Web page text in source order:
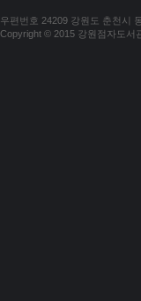
우편번호 24209 강원도 춘천시
Copyright © 2015 강원점자도서